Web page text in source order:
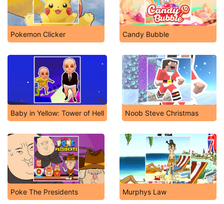
Pokemon Clicker Candy Bubble
Baby in Yellow: Tower of Hell Noob Steve Christmas
Poke The Presidents Murphys Law